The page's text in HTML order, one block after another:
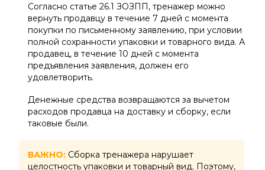
Согласно статье 26.1 ЗОЗПП, тренажер можно
вернуть продавцу в течение 7 дней с момента
покупки по письменному заявлению, при условии
полной сохранности упаковки и товарного вида. А
продавец, в течение 10 дней с момента
предъявления заявления, должен его
удовлетворить.
Денежные средства возвращаются за вычетом
расходов продавца на доставку и сборку, если
таковые были.
ВАЖНО: Сборка тренажера нарушает
целостность упаковки и товарный вид. Поэтому,